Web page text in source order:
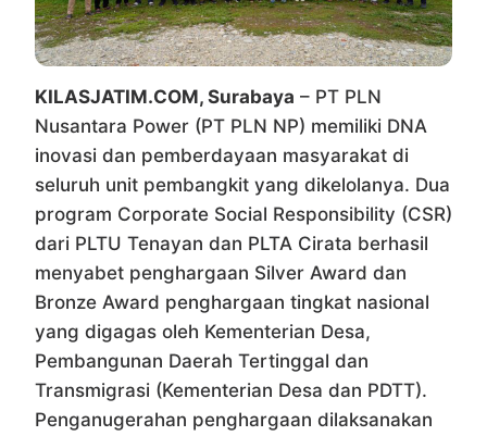
KILASJATIM.COM, Surabaya – PT PLN
Nusantara Power (PT PLN NP) memiliki DNA
inovasi dan pemberdayaan masyarakat di
seluruh unit pembangkit yang dikelolanya. Dua
program Corporate Social Responsibility (CSR)
dari PLTU Tenayan dan PLTA Cirata berhasil
menyabet penghargaan Silver Award dan
Bronze Award penghargaan tingkat nasional
yang digagas oleh Kementerian Desa,
Pembangunan Daerah Tertinggal dan
Transmigrasi (Kementerian Desa dan PDTT).
Penganugerahan penghargaan dilaksanakan